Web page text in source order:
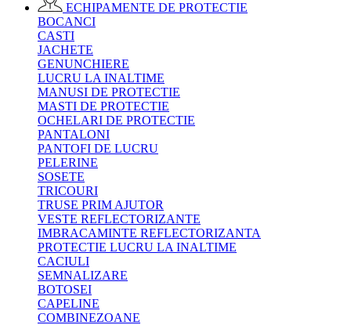
ECHIPAMENTE DE PROTECTIE
BOCANCI
CASTI
JACHETE
GENUNCHIERE
LUCRU LA INALTIME
MANUSI DE PROTECTIE
MASTI DE PROTECTIE
OCHELARI DE PROTECTIE
PANTALONI
PANTOFI DE LUCRU
PELERINE
SOSETE
TRICOURI
TRUSE PRIM AJUTOR
VESTE REFLECTORIZANTE
IMBRACAMINTE REFLECTORIZANTA
PROTECTIE LUCRU LA INALTIME
CACIULI
SEMNALIZARE
BOTOSEI
CAPELINE
COMBINEZOANE